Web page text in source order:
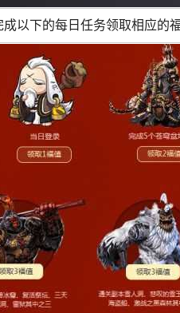
以下的每日任务领取相应的